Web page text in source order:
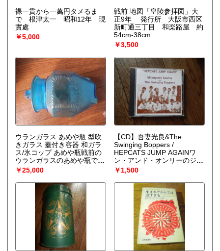
当。出演は劉暁慶、姜文、鄭
在石、徐松子ほか。1987年
製作／中国原題または英題：
Hibiscss Town 芙蓉鎮全34頁
裸一貫から一萬円タメるま
で 根津太一 昭和12年 現
實處
￥5,000
戦前 地図「皇陵参拝図」大
正9年 発行所 大阪市西区
新町通三丁目 和楽路屋 約
54cm-38cm
￥3,500
ウランガラス あめや瓶 型吹
きガラス 蓋付き容器 和ガラ
ス/氷コップ あめや瓶戦前の
ウランガラスのあめや瓶で
す。珍しい蓋の形状です。蓋
部分の縁に由来のホツがあり
ます。和ガラス、時代保
証。 寸法 高さ－約19.0ｃ
￥25,000
【CD】吾妻光良&The
Swinging Boppers /
HEPCATS JUMP AGAINワ
ン・アンド・オンリーのジャ
ンプ・ブルース・バンド、吾
妻光良&スウィンギン・バッ
パーズは今でも健在です。
「おいこらお嬢さん」はチャ
レンジだった。日本語で歌う
ことに抵抗感があった吾妻光
良が見事に吹っ切れた感のあ
る本CDには、何曲ものユニ
ークな日本語バージョンを聴
くことができる。それにして
もおかしい!おもしれぇ!スゲ
￥1,500